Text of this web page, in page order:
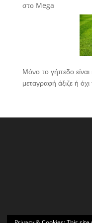
στο Mega
Μόνο το γήπεδο είναι
μεταγραφή άξιζε ή